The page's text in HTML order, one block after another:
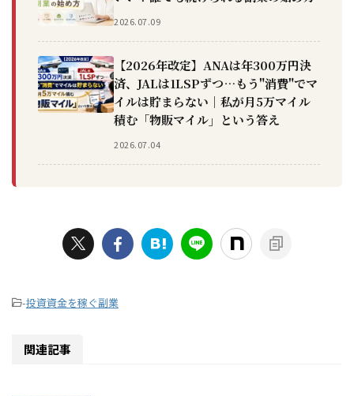
2026.07.09
【2026年改定】ANAは年300万円決
済、JALは1LSPずつ…もう"消費"でマ
イルは貯まらない｜私が月5万マイル
積む「物販マイル」という答え
2026.07.04
-投資資金を稼ぐ副業
関連記事